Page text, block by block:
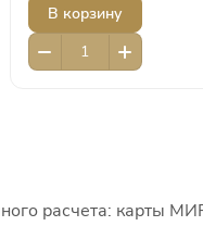
В корзину
расчета: карты